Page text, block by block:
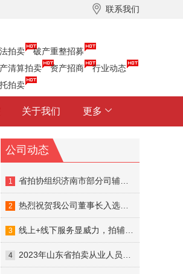
联系我们
拍卖
破产重整招募
清算拍卖
资产招商
行业动态
拍卖
关于我们 更多
公司动态
1 省拍协组织济南市部分司辅入库的拍卖企业召开座谈会
2 热烈祝贺我公司董事长入选山东省公共资源交易中心首批专家智库！
3 线上+线下服务显威力，拍辅帮助力破产资产拍卖成交
4 2023年山东省拍卖从业人员线下交流培训圆满结束